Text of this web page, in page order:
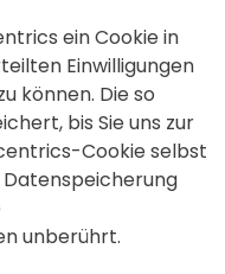
ein Cookie in
Einwilligungen
können. Die so
bis Sie uns zur
Cookie selbst
unberührt.